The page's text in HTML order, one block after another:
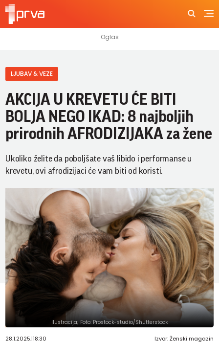
LJUBAV & VEZE
AKCIJA U KREVETU ĆE BITI
BOLJA NEGO IKAD: 8 najboljih
prirodnih AFRODIZIJAKA za žene
Ukoliko želite da poboljšate vaš libido i performanse u
krevetu, ovi afrodizijaci će vam biti od koristi.
Ilustracija; Foto: Prostock-studio/Shutterstock
28.1.2025.|18:30 Izvor: Ženski magazin